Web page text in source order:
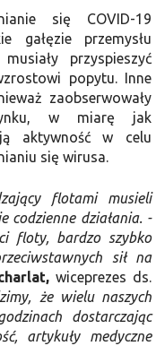
się COVID-19
gałęzie przemysłu
przyspieszyć
popytu. Inne
zaobserwowały
w miarę jak
aktywność w celu
się wirusa.
flotami musieli
codzienne działania. -
floty, bardzo szybko
sił na
wiceprezes ds.
że wielu naszych
dostarczając
artykuły medyczne